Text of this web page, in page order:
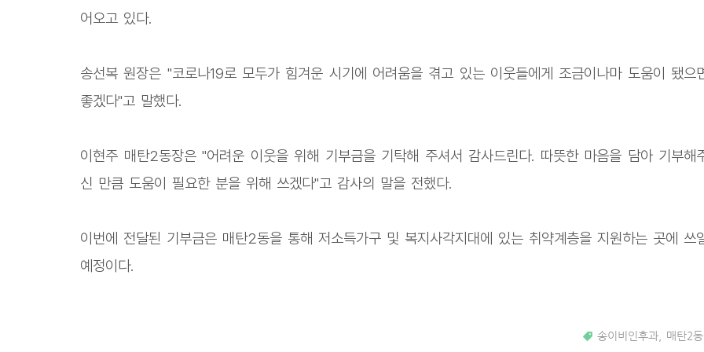
어오고 있다.
송선복 원장은 "코로나19로 모두가 힘겨운 시기에 어려움을 겪고 있는 이웃들에게 조금이나마 도움이 됐으
좋겠다"고 말했다.
이현주 매탄2동장은 "어려운 이웃을 위해 기부금을 기탁해 주셔서 감사드린다. 따뜻한 마음을 담아 기부해
신 만큼 도움이 필요한 분을 위해 쓰겠다"고 감사의 말을 전했다.
이번에 전달된 기부금은 매탄2동을 통해 저소득가구 및 복지사각지대에 있는 취약계층을 지원하는 곳에 쓰
예정이다.
송이비인후과 매탄2동